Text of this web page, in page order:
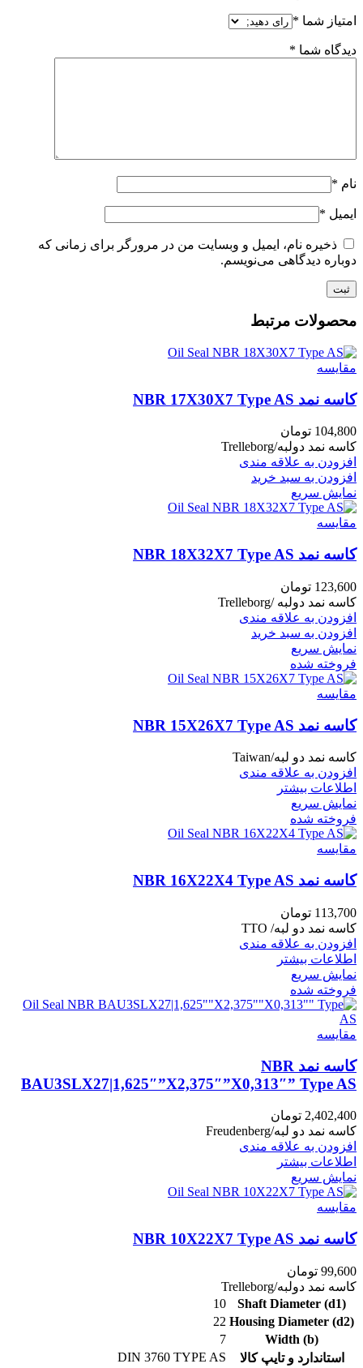
امتیاز شما *
دیدگاه شما *
نام *
ایمیل *
ذخیره نام، ایمیل و وبسایت من در مرورگر برای زمانی که
دوباره دیدگاهی می‌نویسم.
محصولات مرتبط
مقايسه
کاسه نمد NBR 17X30X7 Type AS
104,800 تومان
کاسه نمد دولبه/Trelleborg
افزودن به علاقه مندی
افزودن به سبد خرید
نمایش سریع
مقايسه
کاسه نمد NBR 18X32X7 Type AS
123,600 تومان
کاسه نمد دولبه /Trelleborg
افزودن به علاقه مندی
افزودن به سبد خرید
نمایش سریع
فروخته شده
مقايسه
کاسه نمد NBR 15X26X7 Type AS
کاسه نمد دو لبه/Taiwan
افزودن به علاقه مندی
اطلاعات بیشتر
نمایش سریع
فروخته شده
مقايسه
کاسه نمد NBR 16X22X4 Type AS
113,700 تومان
کاسه نمد دو لبه/ TTO
افزودن به علاقه مندی
اطلاعات بیشتر
نمایش سریع
فروخته شده
مقايسه
کاسه نمد NBR
BAU3SLX27|1,625″”X2,375″”X0,313″” Type AS
2,402,400 تومان
کاسه نمد دو لبه/Freudenberg
افزودن به علاقه مندی
اطلاعات بیشتر
نمایش سریع
مقايسه
کاسه نمد NBR 10X22X7 Type AS
99,600 تومان
کاسه نمد دولبه/Trelleborg
Shaft Diameter (d1)
10
Housing Diameter (d2)
22
Width (b)
7
استاندارد و تایپ کالا
DIN 3760 TYPE AS